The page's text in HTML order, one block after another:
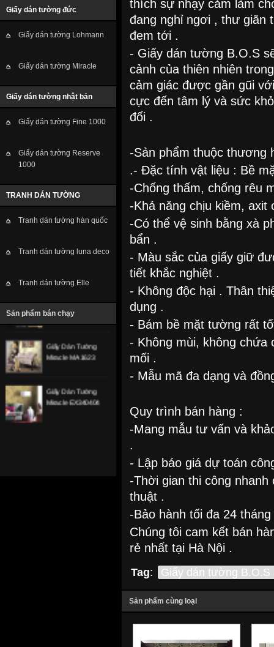
Giấy dán tường đức
Giấy dán tường Lohmann
Giấy dán tường Miracle
Giấy dán tường nhật bản
Giấy dán tường Fine 1000
Giấy dán tường Reserve
1000
TRANH DÁN TƯỜNG
Tranh dán tường hàn quốc
Tranh dán tường luna deco
Tranh dán tường Elle
Sản phẩm bán chạy
Giấy Dán Tường
Miracle NL11203
Miracle MA 1623
Miracle EX340404
thích sự nhạy cảm làm
đang nghỉ ngơi , thư giãn
đem tới .
- Giấy dán tường B.O.S
cảnh của thiên nhiên
cảm giác được gần gũi
cực đến tâm lý và sức
đổi .
-Sản phẩm thuộc thương
.- Đặc tính vật liệu : Bề
-Chống thấm, chống rêu
-Khả năng chịu kiềm, axit
-Có thể vệ sinh bằng xà
bẩn .
- Màu sắc của giấy giữ
tiết khắc nghiệt .
- Không độc hại . Thân
dụng .
- Bám bề mặt tường rất
- Không mùi, không chứa
mối .
- Mẫu mã đa dạng và
Quy trình bán hàng :
-Mang mẫu tư vấn và
.
- Lập báo giá dự toán
-Thời gian thi công
thuật .
-Bảo hành tối đa 24
Chúng tôi cam kết bán
rẻ nhất tại Hà Nội .
Tag: Giấy dán tường B.O.S
Sản phẩm cùng loại